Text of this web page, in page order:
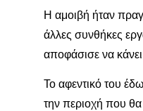
Η αμοιβή ήταν
άλλες συνθήκες
αποφάσισε να
Το αφεντικό του
την περιοχή που